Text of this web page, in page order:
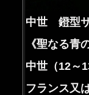
中世 鐙型
《聖なる青
中世（12～
フランス又